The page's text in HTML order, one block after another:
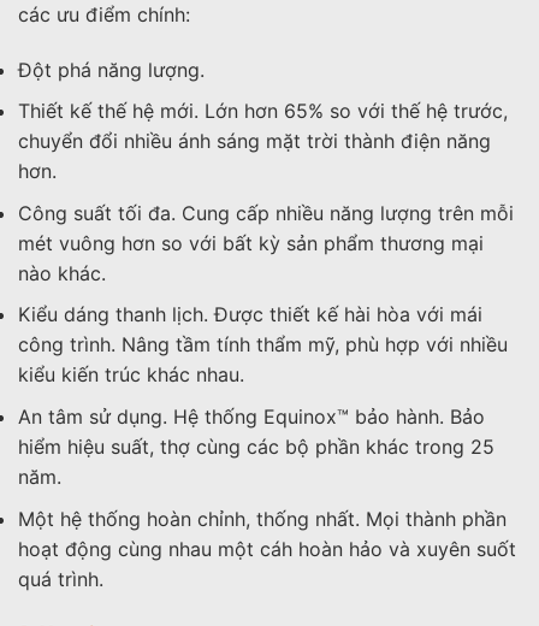
các ưu điểm chính:
Đột phá năng lượng.
Thiết kế thế hệ mới. Lớn hơn 65% so với thế hệ trước,
chuyển đổi nhiều ánh sáng mặt trời thành điện năng
hơn.
Công suất tối đa. Cung cấp nhiều năng lượng trên mỗi
mét vuông hơn so với bất kỳ sản phẩm thương mại
nào khác.
Kiểu dáng thanh lịch. Được thiết kế hài hòa với mái
công trình. Nâng tầm tính thẩm mỹ, phù hợp với nhiều
kiểu kiến trúc khác nhau.
An tâm sử dụng. Hệ thống Equinox™ bảo hành. Bảo
hiểm hiệu suất, thợ cùng các bộ phần khác trong 25
năm.
Một hệ thống hoàn chỉnh, thống nhất. Mọi thành phần
hoạt động cùng nhau một cáh hoàn hảo và xuyên suốt
quá trình.